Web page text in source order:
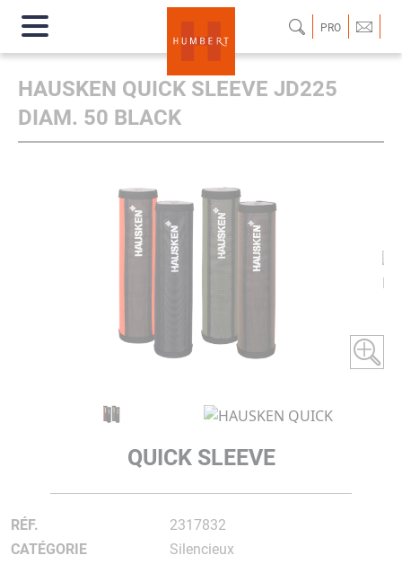
PRO
HAUSKEN QUICK SLEEVE JD225
DIAM. 50 BLACK
QUICK SLEEVE
RÉF.
2317832
CATÉGORIE
Silencieux